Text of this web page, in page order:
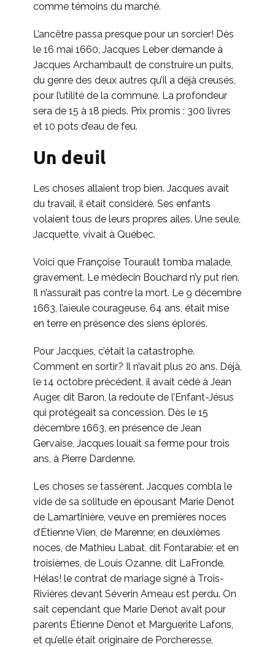
comme témoins du marché.
L’ancêtre passa presque pour un sorcier! Dès
le 16 mai 1660, Jacques Leber demande à
Jacques Archambault de construire un puits,
du genre des deux autres qu’il a déjà creusés,
pour l’utilité de la commune. La profondeur
sera de 15 à 18 pieds. Prix promis : 300 livres
et 10 pots d’eau de feu.
Un deuil
Les choses allaient trop bien. Jacques avait
du travail, il était considéré. Ses enfants
volaient tous de leurs propres ailes. Une seule,
Jacquette, vivait à Québec.
Voici que Françoise Tourault tomba malade,
gravement. Le médecin Bouchard n’y put rien.
Il n’assurait pas contre la mort. Le 9 décembre
1663, l’aïeule courageuse, 64 ans, était mise
en terre en présence des siens éplorés.
Pour Jacques, c’était la catastrophe.
Comment en sortir? Il n’avait plus 20 ans. Déjà,
le 14 octobre précédent, il avait cédé à Jean
Auger, dit Baron, la redoute de l’Enfant-Jésus
qui protégeait sa concession. Dès le 15
décembre 1663, en présence de Jean
Gervaise, Jacques louait sa ferme pour trois
ans, à Pierre Dardenne.
Les choses se tassèrent. Jacques combla le
vide de sa solitude en épousant Marie Denot
de Lamartinière, veuve en premières noces
d’Étienne Vien, de Marenne; en deuxièmes
noces, de Mathieu Labat, dit Fontarabie; et en
troisièmes, de Louis Ozanne, dit LaFronde.
Hélas! le contrat de mariage signé à Trois-
Rivières devant Séverin Ameau est perdu. On
sait cependant que Marie Denot avait pour
parents Étienne Denot et Marguerite Lafons,
et qu’elle était originaire de Porcheresse,